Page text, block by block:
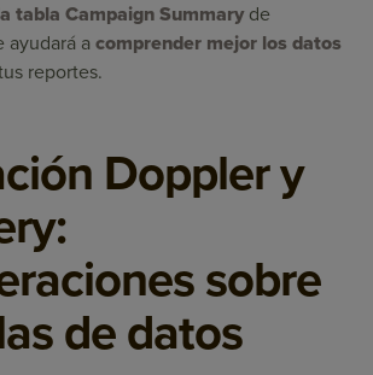
tabla Campaign Summaryde
ayudará acomprender mejor los datos
reportes.
Doppler y
sobre
de datos